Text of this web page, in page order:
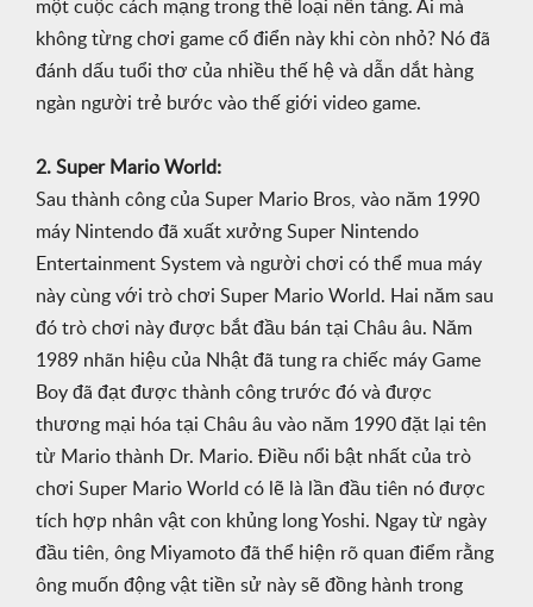
một cuộc cách mạng trong thể loại nền tảng. Ai mà
không từng chơi game cổ điển này khi còn nhỏ? Nó đã
đánh dấu tuổi thơ của nhiều thế hệ và dẫn dắt hàng
ngàn người trẻ bước vào thế giới video game.
2. Super Mario World:
Sau thành công của Super Mario Bros, vào năm 1990
máy Nintendo đã xuất xưởng Super Nintendo
Entertainment System và người chơi có thể mua máy
này cùng với trò chơi Super Mario World. Hai năm sau
đó trò chơi này được bắt đầu bán tại Châu âu. Năm
1989 nhãn hiệu của Nhật đã tung ra chiếc máy Game
Boy đã đạt được thành công trước đó và được
thương mại hóa tại Châu âu vào năm 1990 đặt lại tên
từ Mario thành Dr. Mario. Điều nổi bật nhất của trò
chơi Super Mario World có lẽ là lần đầu tiên nó được
tích hợp nhân vật con khủng long Yoshi. Ngay từ ngày
đầu tiên, ông Miyamoto đã thể hiện rõ quan điểm rằng
ông muốn động vật tiền sử này sẽ đồng hành trong